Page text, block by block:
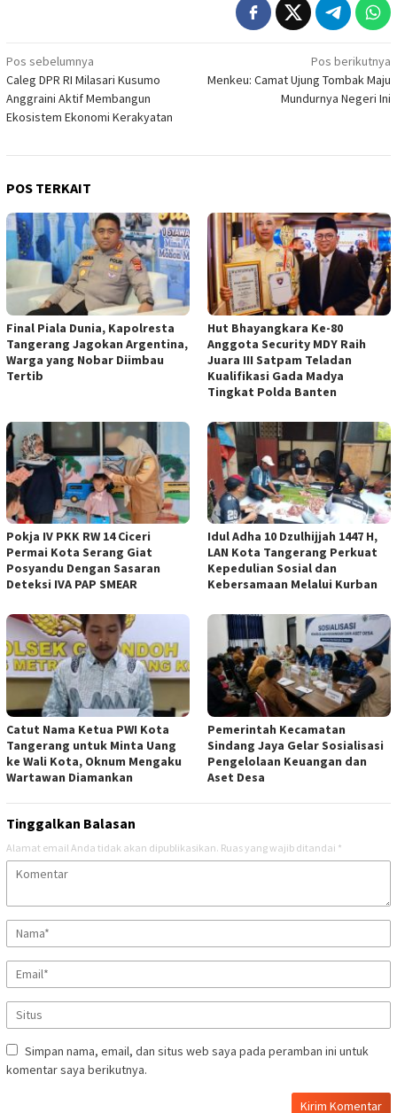
Navigasi
pos
Pos sebelumnya
Caleg DPR RI Milasari Kusumo
Anggraini Aktif Membangun
Ekosistem Ekonomi Kerakyatan
Pos berikutnya
Menkeu: Camat Ujung Tombak Maju
Mundurnya Negeri Ini
POS TERKAIT
Final Piala Dunia, Kapolresta
Tangerang Jagokan Argentina,
Warga yang Nobar Diimbau
Tertib
Hut Bhayangkara Ke-80
Anggota Security MDY Raih
Juara III Satpam Teladan
Kualifikasi Gada Madya
Tingkat Polda Banten
Pokja IV PKK RW 14 Ciceri
Permai Kota Serang Giat
Posyandu Dengan Sasaran
Deteksi IVA PAP SMEAR
Idul Adha 10 Dzulhijjah 1447 H,
LAN Kota Tangerang Perkuat
Kepedulian Sosial dan
Kebersamaan Melalui Kurban
Catut Nama Ketua PWI Kota
Tangerang untuk Minta Uang
ke Wali Kota, Oknum Mengaku
Wartawan Diamankan
Pemerintah Kecamatan
Sindang Jaya Gelar Sosialisasi
Pengelolaan Keuangan dan
Aset Desa
Tinggalkan Balasan
Alamat email Anda tidak akan dipublikasikan. Ruas yang wajib ditandai *
Simpan nama, email, dan situs web saya pada peramban ini untuk
komentar saya berikutnya.